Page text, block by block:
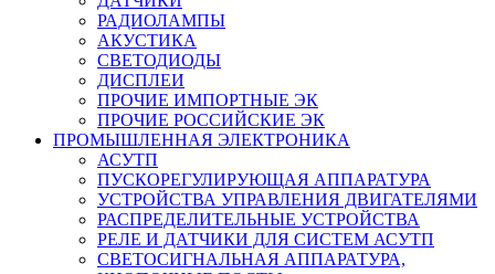
РАДИОЛАМПЫ
АКУСТИКА
СВЕТОДИОДЫ
ДИСПЛЕИ
ПРОЧИЕ ИМПОРТНЫЕ ЭК
ПРОЧИЕ РОССИЙСКИЕ ЭК
ПРОМЫШЛЕННАЯ ЭЛЕКТРОНИКА
АСУТП
ПУСКОРЕГУЛИРУЮЩАЯ АППАРАТУРА
УСТРОЙСТВА УПРАВЛЕНИЯ ДВИГАТЕЛЯМИ
РАСПРЕДЕЛИТЕЛЬНЫЕ УСТРОЙСТВА
РЕЛЕ И ДАТЧИКИ ДЛЯ СИСТЕМ АСУТП
СВЕТОСИГНАЛЬНАЯ АППАРАТУРА,